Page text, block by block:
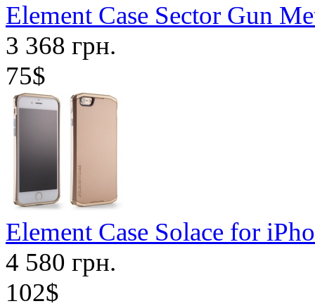
Element Case Sector Gun
3 368 грн.
75$
Element Case Solace for
4 580 грн.
102$